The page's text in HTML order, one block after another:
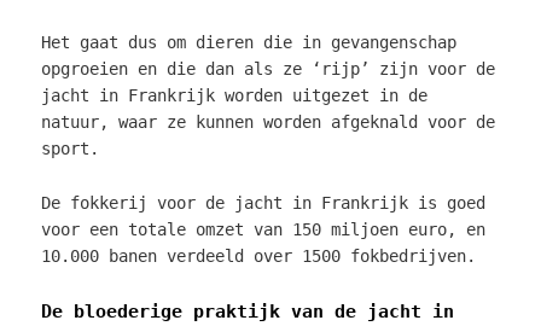
Het gaat dus om dieren die in gevangenschap
opgroeien en die dan als ze ‘rijp’ zijn voor de
jacht in Frankrijk worden uitgezet in de
natuur, waar ze kunnen worden afgeknald voor de
sport.
De fokkerij voor de jacht in Frankrijk is goed
voor een totale omzet van 150 miljoen euro, en
10.000 banen verdeeld over 1500 fokbedrijven.
De bloederige praktijk van de jacht in